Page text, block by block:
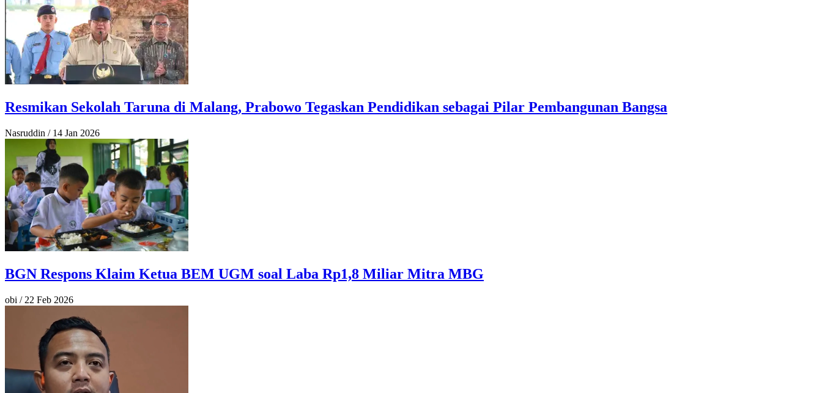
Resmikan Sekolah Taruna di Malang, Prabowo Tegaskan Pendidikan sebagai Pilar Pembangunan Bangsa
Nasruddin / 14 Jan 2026
BGN Respons Klaim Ketua BEM UGM soal Laba Rp1,8 Miliar Mitra MBG
obi / 22 Feb 2026